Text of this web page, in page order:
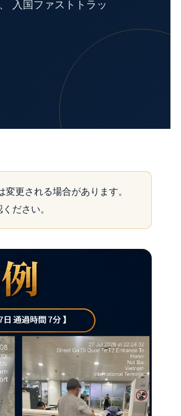
入国ファストトラッ
更される場合があります。
ださい。